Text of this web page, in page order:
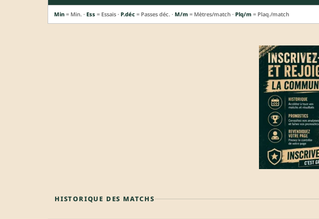
Min = Min. · Ess = Essais · P.déc = Passes déc. · M/m = Mètres/match · Plq/m = Plaq./match
HISTORIQUE DES MATCHS